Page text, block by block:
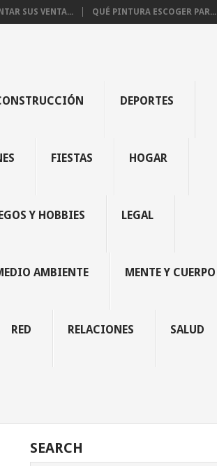
SUS VENTA... QUÉ PINTURA ESCOGER PAR...
DEPORTES
FIESTAS HOGAR
Y HOBBIES LEGAL
AMBIENTE MENTE Y CUERPO
RED RELACIONES SALUD
SEARCH